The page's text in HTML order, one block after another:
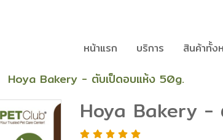
หน้าแรก บริการ สินค้าทั้ง
Hoya Bakery - ตับเป็ดอบแห้ง 50g.
Hoya Bakery -